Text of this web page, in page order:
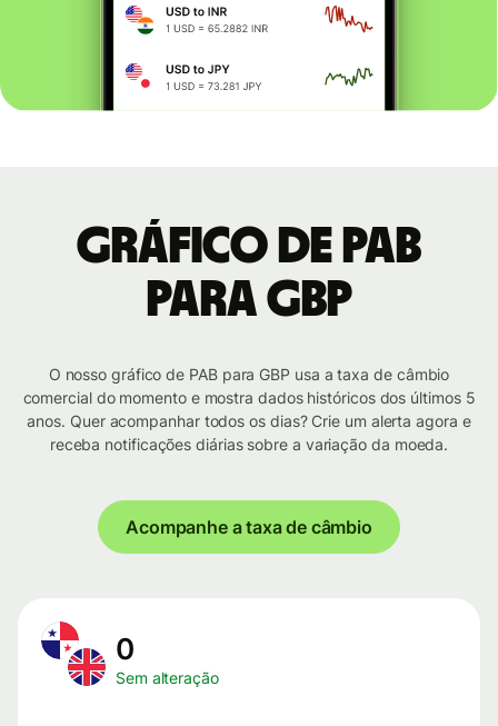
Gráfico de PAB
para GBP
O nosso gráfico de PAB para GBP usa a taxa de câmbio
comercial do momento e mostra dados históricos dos últimos 5
anos. Quer acompanhar todos os dias? Crie um alerta agora e
receba notificações diárias sobre a variação da moeda.
Acompanhe a taxa de câmbio
0
Sem alteração